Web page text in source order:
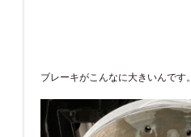
ブレーキがこんなに大きいんです。